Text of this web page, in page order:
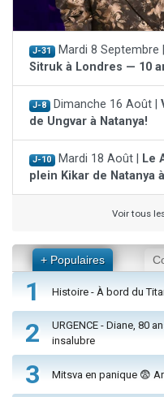
J-31 Mardi 8 Septembre |
Sitruk à Londres — 10
J-8 Dimanche 16 Août |
de Ungvar à Natanya!
J-10 Mardi 18 Août | Le
plein Kikar de Natanya
Voir tous
+ Populaires
1 Histoire - À bord du
2
URGENCE - Diane, 80
insalubre
3 Mitsva en panique 😨